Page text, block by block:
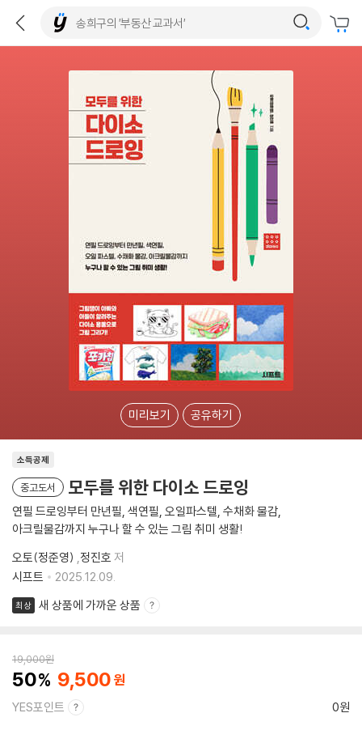
미리보기 공유하기
소득공제
중고도서 모두를 위한 다이소 드로잉
연필 드로잉부터 만년필, 색연필, 오일파스텔, 수채화 물감,
아크릴물감까지 누구나 할 수 있는 그림 취미 생활!
오토(정준영) ,정진호 저
시프트
2025.12.09.
최상 새 상품에 가까운 상품
19,000원
50 9,500
YES포인트 0원